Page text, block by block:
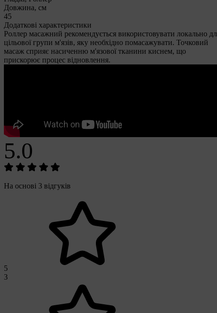
Довжина, см
45
Додаткові характеристики
Роллер масажний рекомендується використовувати локально
цільової групи м'язів, яку необхідно помасажувати. Точковий
масаж сприяє насиченню м'язової тканини киснем, що
прискорює процес відновлення.
5.0
На основі 3 відгуків
5
3